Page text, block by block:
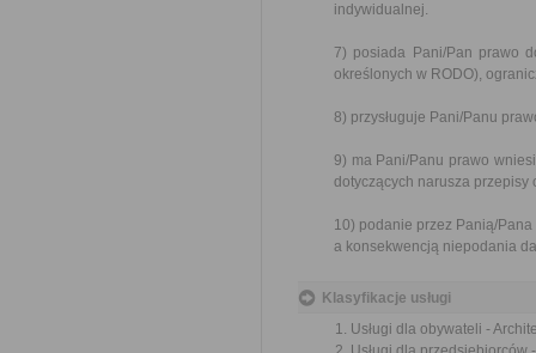
indywidualnej.
7) posiada Pani/Pan prawo
określonych w RODO),
8) przysługuje Pani/Panu
9) ma Pani/Panu prawo
dotyczących narusza
10) podanie przez Panią/
a konsekwencją niepodania
Klasyfikacje usługi
Usługi dla obywateli -